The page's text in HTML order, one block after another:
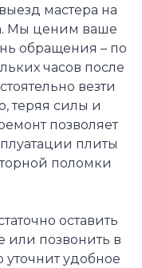
мастера на
Мы ценим ваше
обращения – по
часов после
везти
теряя силы и
позволяет
плиты
поломки
оставить
или позвонить в
удобное